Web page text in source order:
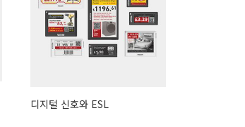
디지털 신호와 ESL